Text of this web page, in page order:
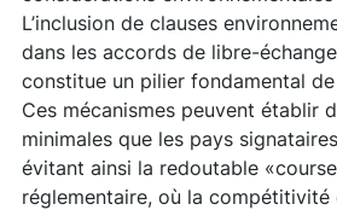
L’inclusion de clauses
dans les accords de libre-
constitue un pilier fondamental
Ces mécanismes peuvent établir
minimales que les pays
évitant ainsi la redoutable
réglementaire, où la compétitivité